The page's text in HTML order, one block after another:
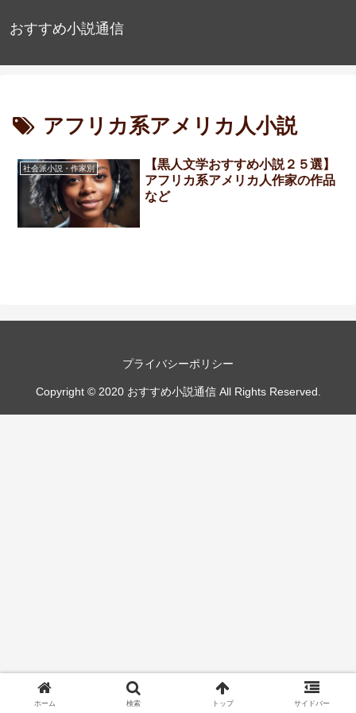
おすすめ小説通信
アフリカ系アメリカ人小説
社会派小説・作家別
【黒人文学おすすめ小説２５選】
アフリカ系アメリカ人作家の作品
など
プライバシーポリシー
Copyright © 2020 おすすめ小説通信 All Rights Reserved.
ホーム 検索 トップ サイドバー